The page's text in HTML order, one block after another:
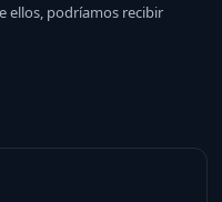
ellos, podríamos recibir